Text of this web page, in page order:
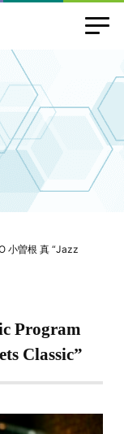
小曽根 真 “Jazz
Program
Classic”